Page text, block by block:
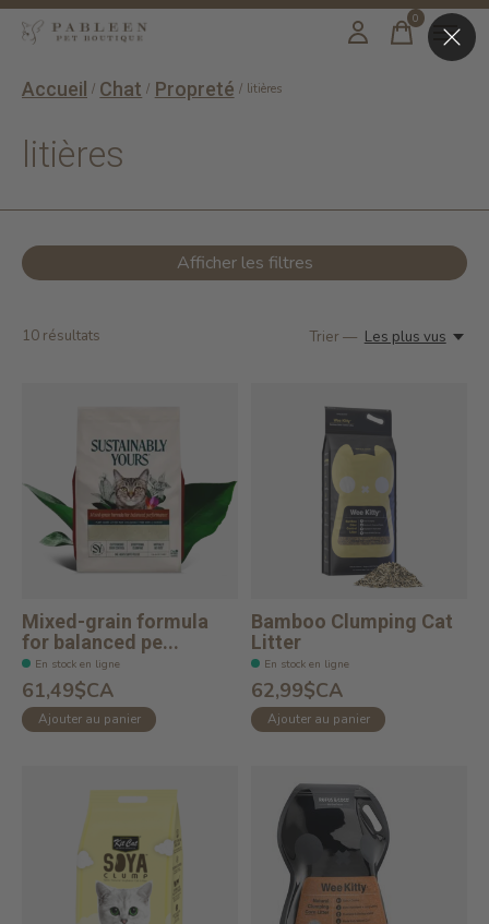
0items
Accueil / Chat / Propreté / litières
litières
Afficher les filtres
10 résultats Trier — Les plus vus
Mixed-grain formula
for balanced pe...
En stock en ligne
61,49$CA
Ajouter au panier
Bamboo Clumping Cat
Litter
En stock en ligne
62,99$CA
Ajouter au panier